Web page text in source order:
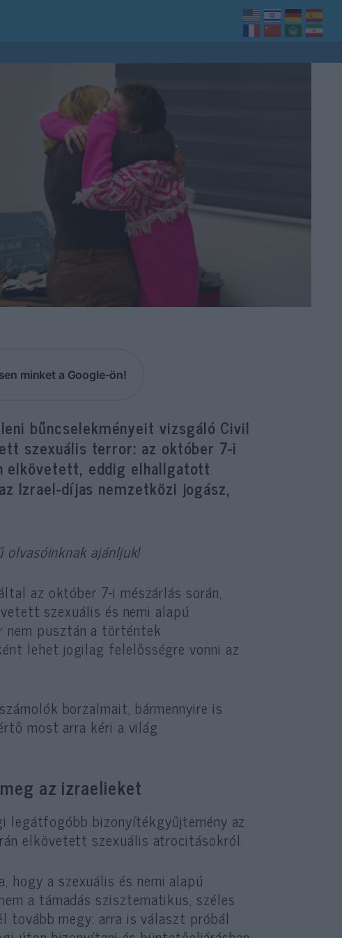
minket a Google-ön!
bűncselekményeit vizsgáló Civil
szexuális terror: az október 7-i
elkövetett, eddig elhallgatott
Izrael-díjas nemzetközi jogász,
olvasóinknak ajánljuk!
az október 7-i mészárlás során,
szexuális és nemi alapú
nem pusztán a történtek
lehet jogilag felelősségre vonni az
borzalmait, bármennyire is
most arra kéri a világ
az izraelieket
legátfogóbb bizonyítékgyűjtemény az
elkövetett szexuális atrocitásokról.
a szexuális és nemi alapú
a támadás szisztematikus, széles
tovább megy: arra is választ próbál